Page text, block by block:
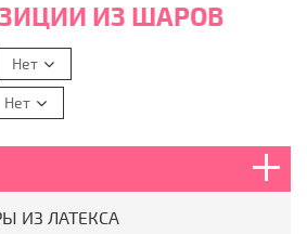
ИЗ ШАРОВ
Нет
Нет
ИЗ ЛАТЕКСА